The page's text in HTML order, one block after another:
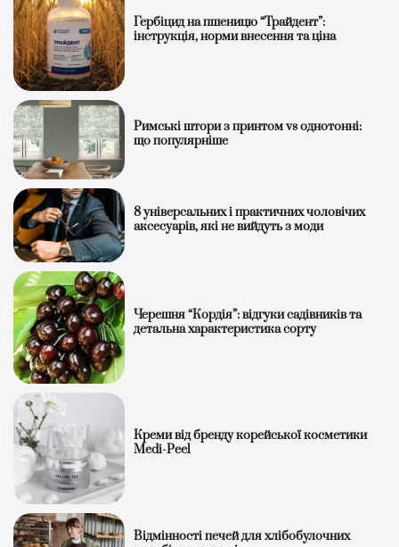
Гербіцид на пшеницю “Трайдент”:
інструкція, норми внесення та ціна
Римські штори з принтом vs однотонні:
що популярніше
8 універсальних і практичних чоловічих
аксесуарів, які не вийдуть з моди
Черешня “Кордія”: відгуки садівників та
детальна характеристика сорту
Креми від бренду корейської косметики
Medi-Peel
Відмінності печей для хлібобулочних